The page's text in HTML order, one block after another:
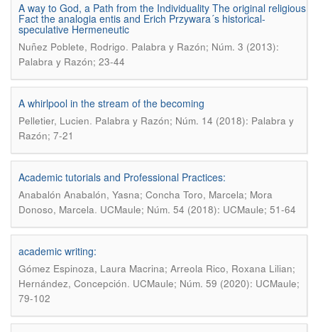
A way to God, a Path from the Individuality The original religious
Fact the analogia entis and Erich Przywara´s historical-
speculative Hermeneutic
Nuñez Poblete, Rodrigo. Palabra y Razón; Núm. 3 (2013):
Palabra y Razón; 23-44
A whirlpool in the stream of the becoming
Pelletier, Lucien. Palabra y Razón; Núm. 14 (2018): Palabra y
Razón; 7-21
Academic tutorials and Professional Practices:
Anabalón Anabalón, Yasna; Concha Toro, Marcela; Mora
Donoso, Marcela. UCMaule; Núm. 54 (2018): UCMaule; 51-64
academic writing:
Gómez Espinoza, Laura Macrina; Arreola Rico, Roxana Lilian;
Hernández, Concepción. UCMaule; Núm. 59 (2020): UCMaule;
79-102